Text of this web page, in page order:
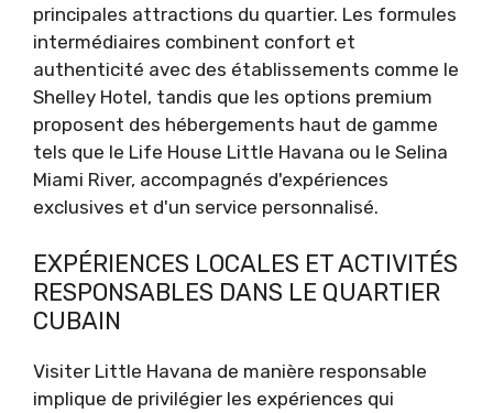
principales attractions du quartier. Les formules
intermédiaires combinent confort et
authenticité avec des établissements comme le
Shelley Hotel, tandis que les options premium
proposent des hébergements haut de gamme
tels que le Life House Little Havana ou le Selina
Miami River, accompagnés d'expériences
exclusives et d'un service personnalisé.
EXPÉRIENCES LOCALES ET ACTIVITÉS
RESPONSABLES DANS LE QUARTIER
CUBAIN
Visiter Little Havana de manière responsable
implique de privilégier les expériences qui